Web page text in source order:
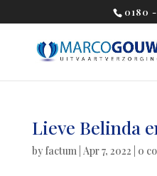
0180
Lieve Belinda
byfactum| Apr 7, 2022 0